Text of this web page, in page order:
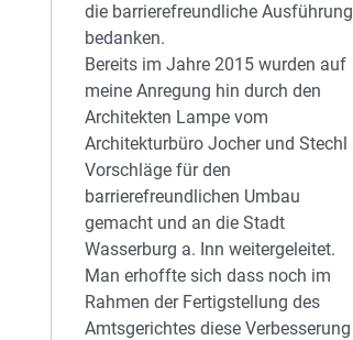
die barrierefreundliche Ausführung
bedanken.
Bereits im Jahre 2015 wurden auf
meine Anregung hin durch den
Architekten Lampe vom
Architekturbüro Jocher und Stechl
Vorschläge für den
barrierefreundlichen Umbau
gemacht und an die Stadt
Wasserburg a. Inn weitergeleitet.
Man erhoffte sich dass noch im
Rahmen der Fertigstellung des
Amtsgerichtes diese Verbesserung